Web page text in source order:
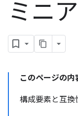
ミニ
このページの内
構成要素と互換